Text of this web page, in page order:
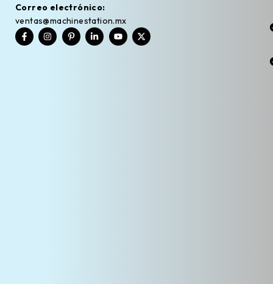
Correo electrónico:
ventas@machinestation.mx